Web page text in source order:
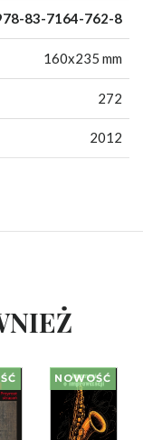
83-7164-762-8
160x235 mm
272
2012
NOWOŚĆ